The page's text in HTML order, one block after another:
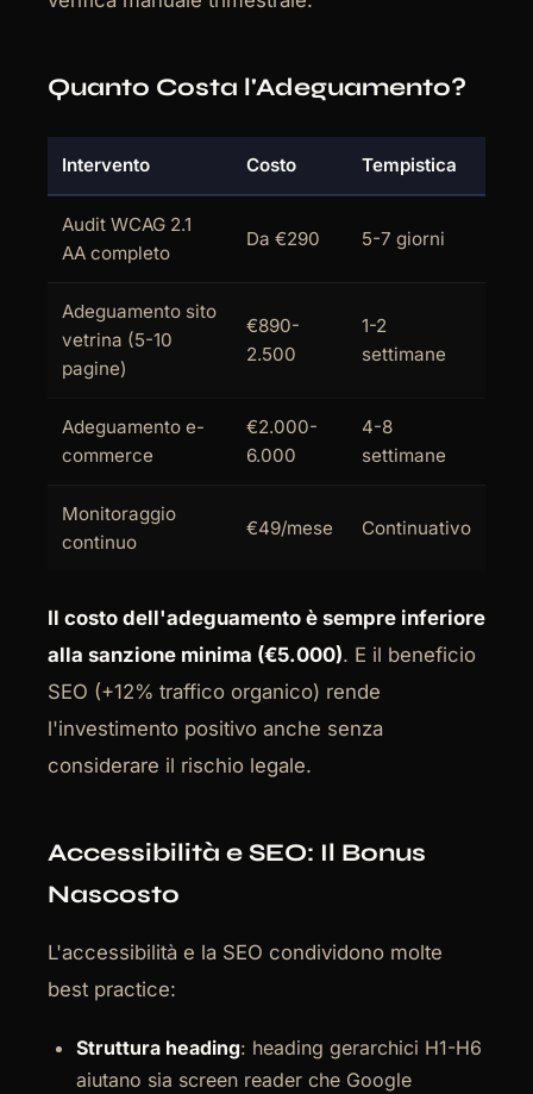
Quanto Costa l'Adeguamento?
Intervento Costo Tempistica
Audit WCAG 2.1
AA completo
Da €290 5-7 giorni
Adeguamento sito
vetrina (5-10
pagine)
€890-
2.500
1-2
settimane
Adeguamento e-
commerce
€2.000-
6.000
4-8
settimane
Monitoraggio
continuo
€49/mese Continuativo
Il costo dell'adeguamento è sempre inferiore
alla sanzione minima (€5.000). E il beneficio
SEO (+12% traffico organico) rende
l'investimento positivo anche senza
considerare il rischio legale.
Accessibilità e SEO: Il Bonus
Nascosto
L'accessibilità e la SEO condividono molte
best practice:
Struttura heading: heading gerarchici H1-H6
aiutano sia screen reader che Google